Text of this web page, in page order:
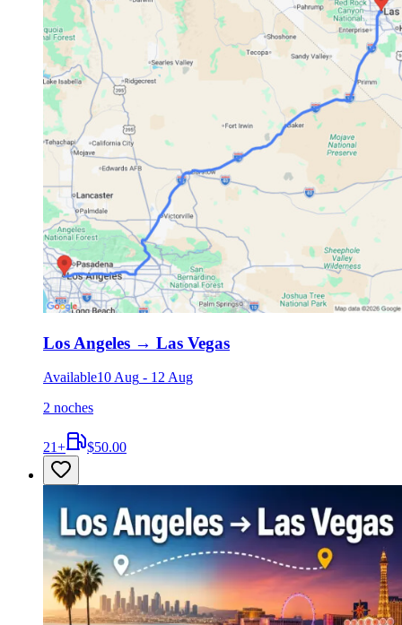
Los Angeles → Las Vegas
Available10 Aug - 12 Aug
2 noches
21+ $50.00